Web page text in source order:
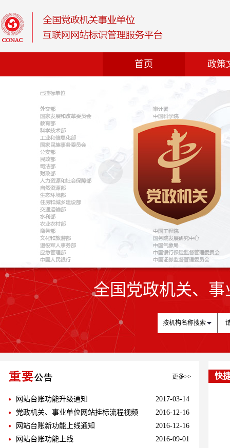
首页 政策
1
全国党政机关、
按机构名称搜索
更多>>
网站台账功能升级通知
2017-03-14
党政机关、事业单位网站挂标流程视频
2016-12-16
网站台账新功能上线通知
2016-12-16
网站台账功能上线
2016-09-01
快